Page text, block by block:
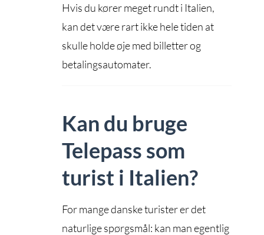
Hvis du kører meget rundt i Italien,
kan det være rart ikke hele tiden at
skulle holde øje med billetter og
betalingsautomater.
Kan du bruge
Telepass som
turist i Italien?
For mange danske turister er det
naturlige spørgsmål: kan man egentlig